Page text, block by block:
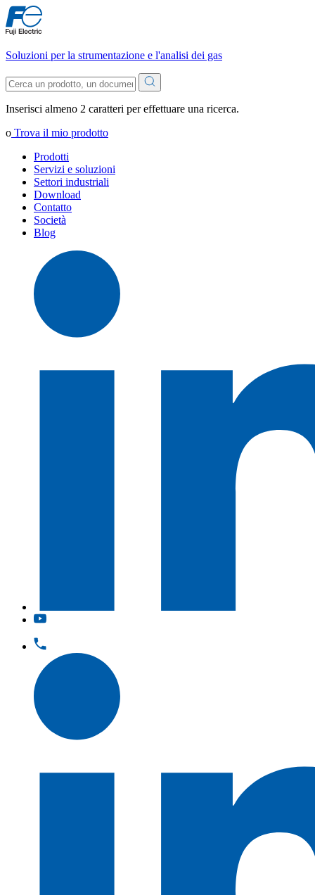
Soluzioni per la strumentazione e l'analisi dei gas
Inserisci almeno 2 caratteri per effettuare una ricerca.
o Trova il mio prodotto
Prodotti
Servizi e soluzioni
Settori industriali
Download
Contatto
Società
Blog